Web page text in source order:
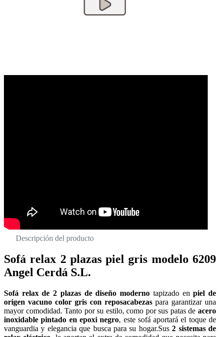
Descripción del producto
Sofá relax 2 plazas piel gris modelo 6209
Angel Cerdá S.L.
Sofá relax de 2 plazas de diseño moderno tapizado enpiel de
origen vacuno color gris con reposacabezas para garantizar una
mayor comodidad. Tanto por su estilo, como por sus patas de acero
inoxidable pintado en epoxi negro, este sofá aportará el toque de
vanguardia y elegancia que busca para su hogar.Sus2 sistemas de